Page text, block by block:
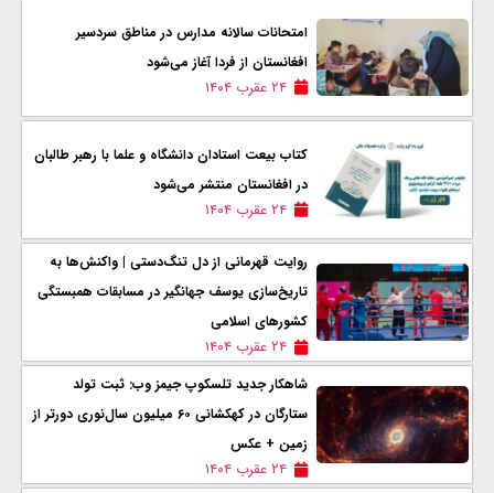
امتحانات سالانه مدارس در مناطق سردسیر
افغانستان از فردا آغاز می‌شود
۲۴ عقرب ۱۴۰۴
کتاب بیعت استادان دانشگاه و علما با رهبر طالبان
در افغانستان منتشر می‌شود
۲۴ عقرب ۱۴۰۴
روایت قهرمانی از دل تنگ‌دستی | واکنش‌ها به
تاریخ‌سازی یوسف جهانگیر در مسابقات همبستگی
کشورهای اسلامی
۲۴ عقرب ۱۴۰۴
شاهکار جدید تلسکوپ جیمز وب: ثبت تولد
ستارگان در کهکشانی ۶۰ میلیون سال‌نوری دورتر از
زمین + عکس
۲۴ عقرب ۱۴۰۴